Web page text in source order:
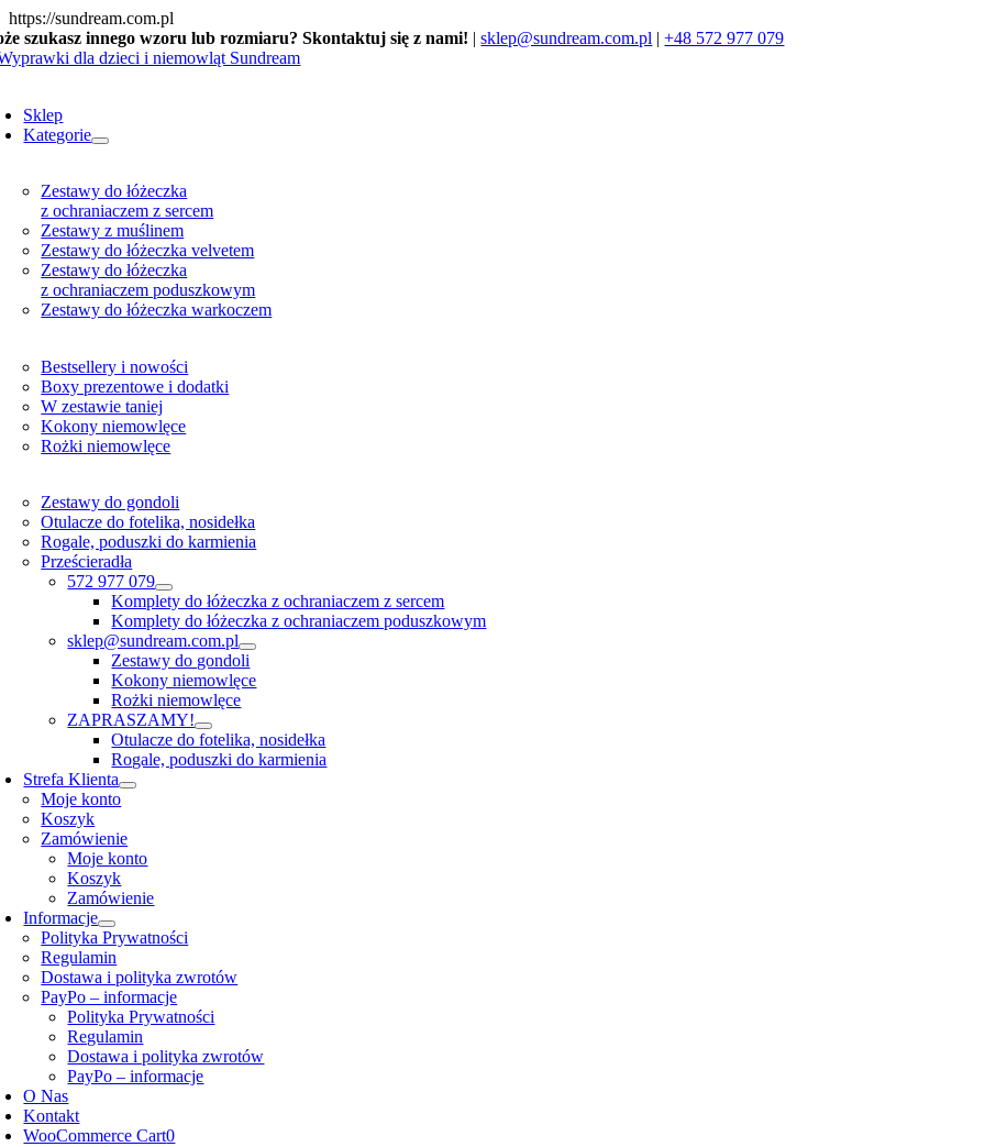
https://sundream.com.pl
to
content
szukasz innego wzoru lub rozmiaru? Skontaktuj się z nami! |sklep@sundream.com.pl |+48 572 977 079
Sklep
Kategorie
Zestawy do łóżeczka
z ochraniaczem z sercem
Zestawy z muślinem
Zestawy do łóżeczka velvetem
Zestawy do łóżeczka
z ochraniaczem poduszkowym
Zestawy do łóżeczka warkoczem
Bestsellery i nowości
Boxy prezentowe i dodatki
W zestawie taniej
Kokony niemowlęce
Rożki niemowlęce
Zestawy do gondoli
Otulacze do fotelika, nosidełka
Rogale, poduszki do karmienia
Prześcieradła
572 977 079
Komplety do łóżeczka z ochraniaczem z sercem
Komplety do łóżeczka z ochraniaczem poduszkowym
sklep@sundream.com.pl
Zestawy do gondoli
Kokony niemowlęce
Rożki niemowlęce
ZAPRASZAMY!
Otulacze do fotelika, nosidełka
Rogale, poduszki do karmienia
Strefa Klienta
Moje konto
Koszyk
Zamówienie
Moje konto
Koszyk
Zamówienie
Informacje
Polityka Prywatności
Regulamin
Dostawa i polityka zwrotów
PayPo – informacje
Polityka Prywatności
Regulamin
Dostawa i polityka zwrotów
PayPo – informacje
O Nas
Kontakt
WooCommerce Cart0